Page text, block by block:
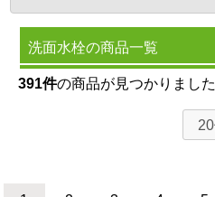
洗面水栓の商品一覧
391件の商品が見つかりました